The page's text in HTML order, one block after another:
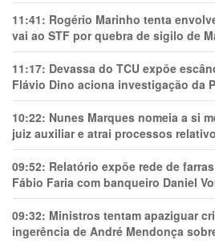
11:41: Rogério Marinho tenta
vai ao STF por quebra de sigilo de
11:17: Devassa do TCU expõe
Flávio Dino aciona investigação da
10:22: Nunes Marques nomeia a si
juiz auxiliar e atrai processos
09:52: Relatório expõe rede de farras
Fábio Faria com banqueiro Daniel
09:32: Ministros tentam apaziguar
ingerência de André Mendonça